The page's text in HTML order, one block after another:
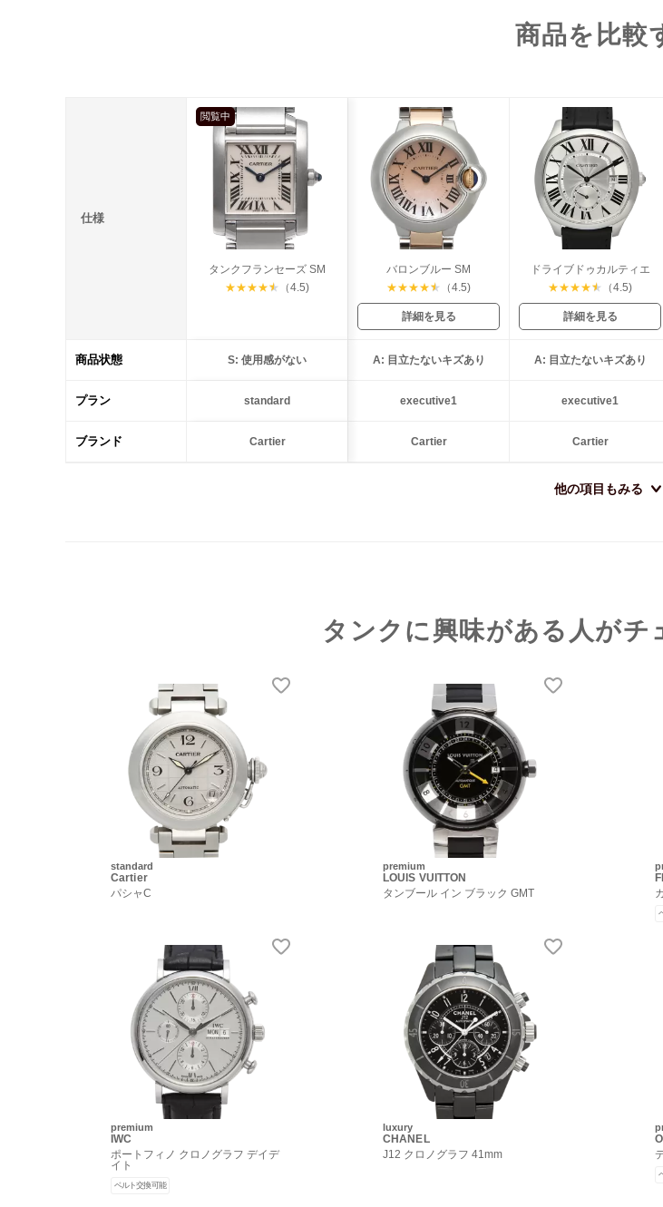
商品を比較
仕様
閲覧中
タンクフランセーズ SM
★★★★★ （4.5)
バロンブルー SM
★★★★★ （4.5)
詳細を見る
ドライブドゥカルティエ
★★★★★ （4.5)
詳細を見る
商品状態 S: 使用感がない A: 目立たないキズあり A: 目立たないキズあり
プラン standard executive1 executive1
ブランド Cartier Cartier Cartier
他の項目もみる
タンクに興味がある人がチ
standard
Cartier
パシャC
premium
LOUIS VUITTON
タンブール イン ブラック GMT
premium
IWC
ポートフィノ クロノグラフ デイデ
イト
ベルト交換可能
luxury
CHANEL
J12 クロノグラフ 41mm